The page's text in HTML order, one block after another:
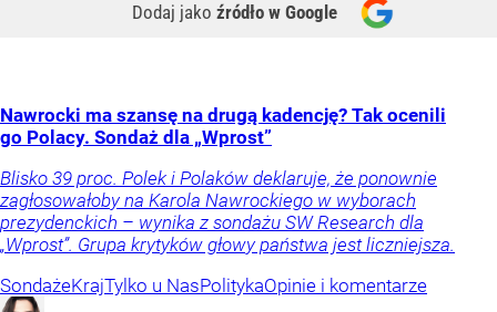
Dodaj jako źródło w Google
Nawrocki ma szansę na drugą kadencję? Tak ocenili
go Polacy. Sondaż dla „Wprost”
Blisko 39 proc. Polek i Polaków deklaruje, że ponownie
zagłosowałoby na Karola Nawrockiego w wyborach
prezydenckich – wynika z sondażu SW Research dla
„Wprost”. Grupa krytyków głowy państwa jest liczniejsza.
SondażeKrajTylko u NasPolitykaOpinie i komentarze